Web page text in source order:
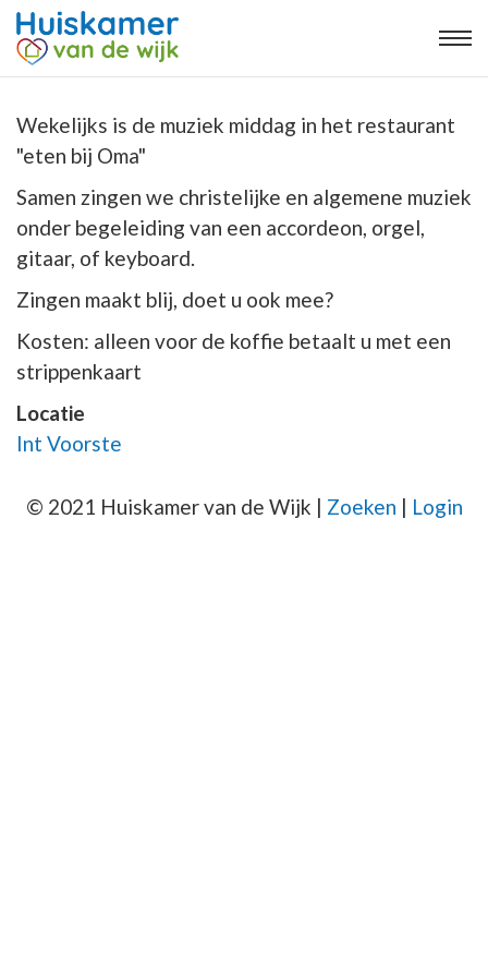
Wekelijks is de muziek middag in het restaurant
"eten bij Oma"
Samen zingen we christelijke en algemene muziek
onder begeleiding van een accordeon, orgel,
gitaar, of keyboard.
Zingen maakt blij, doet u ook mee?
Kosten: alleen voor de koffie betaalt u met een
strippenkaart
Locatie
Int Voorste
© 2021 Huiskamer van de Wijk | Zoeken | Login